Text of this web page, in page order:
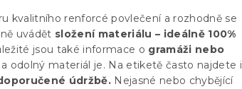
kvalitního renforcé povlečení a rozhodně se
uvádět složení materiálu – ideálně 100%
jsou také informace o gramáži nebo
odolný materiál je. Na etiketě často najdete i
údržbě. Nejasné nebo chybějící